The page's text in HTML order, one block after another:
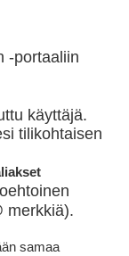
-portaaliin
käyttäjä.
tilikohtaisen
merkkiä).
samaa